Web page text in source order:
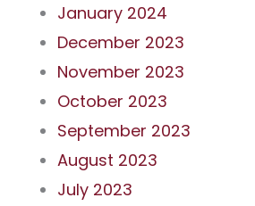
January 2024
December 2023
November 2023
October 2023
September 2023
August 2023
July 2023